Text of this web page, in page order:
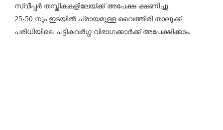
സ്വീപ്പര്‍ തസ്തികകളിലേയ്ക്ക് അപേക്ഷ ക്ഷണിച്ചു.
25-50 നും ഇടയില്‍ പ്രായമുള്ള വൈത്തിരി താലൂക്ക്
പരിധിയിലെ പട്ടികവര്‍ഗ്ഗ വിഭാഗക്കാര്‍ക്ക് അപേക്ഷിക്കാം.